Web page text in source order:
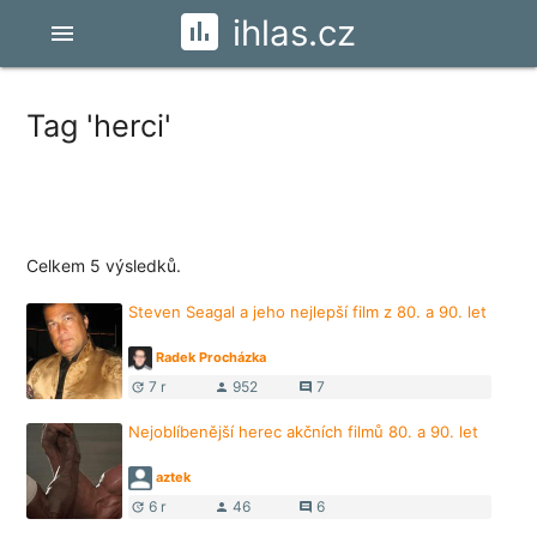
ihlas.cz
menu
Tag 'herci'
Celkem 5 výsledků.
Steven Seagal a jeho nejlepší film z 80. a 90. let
Radek Procházka
update 7 r person 952 comment 7
Nejoblíbenější herec akčních filmů 80. a 90. let
aztek
update 6 r person 46 comment 6